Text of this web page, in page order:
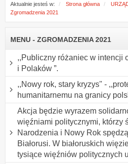
Aktualnie jesteś w: Strona główna
Zgromadzenia 2021
MENU - ZGROMADZENIA 2021
,,Publiczny różaniec w intencji
i Polaków ”.
,,Nowy rok, stary kryzys" -
humanitarnemu na granicy
Akcja będzie wyrazem
więźniami politycznymi, którzy
Narodzenia i Nowy Rok
Białorusi. W białoruskich
tysiące więźniów politycznych